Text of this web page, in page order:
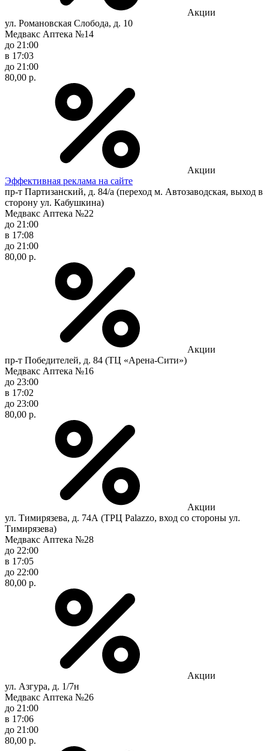
Акции
ул. Романовская Слобода, д. 10
Медвакс Аптека №14
до 21:00
в 17:03
до 21:00
80,00 р.
Акции
Эффективная реклама на сайте
пр-т Партизанский, д. 84/а (переход м. Автозаводская, выход в
сторону ул. Кабушкина)
Медвакс Аптека №22
до 21:00
в 17:08
до 21:00
80,00 р.
Акции
пр-т Победителей, д. 84 (ТЦ «Арена-Сити»)
Медвакс Аптека №16
до 23:00
в 17:02
до 23:00
80,00 р.
Акции
ул. Тимирязева, д. 74А (ТРЦ Palazzo, вход со стороны ул.
Тимирязева)
Медвакс Аптека №28
до 22:00
в 17:05
до 22:00
80,00 р.
Акции
ул. Азгура, д. 1/7н
Медвакс Аптека №26
до 21:00
в 17:06
до 21:00
80,00 р.